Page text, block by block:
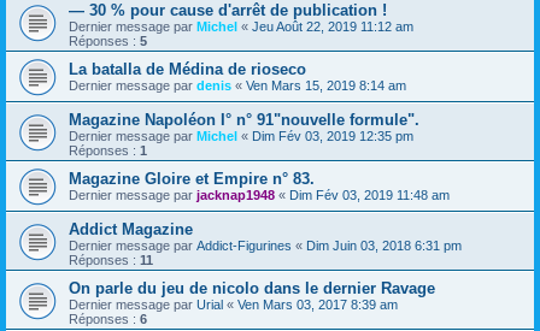
— 30 % pour cause d'arrêt de publication !
Dernier message par Michel « Jeu Août 22, 2019 11:12 am
Réponses : 5
La batalla de Médina de rioseco
Dernier message par denis « Ven Mars 15, 2019 8:14 am
Magazine Napoléon I° n° 91"nouvelle formule".
Dernier message par Michel « Dim Fév 03, 2019 12:35 pm
Réponses : 1
Magazine Gloire et Empire n° 83.
Dernier message par jacknap1948 « Dim Fév 03, 2019 11:48 am
Addict Magazine
Dernier message par Addict-Figurines « Dim Juin 03, 2018 6:31 pm
Réponses : 11
On parle du jeu de nicolo dans le dernier Ravage
Dernier message par Urial « Ven Mars 03, 2017 8:39 am
Réponses : 6